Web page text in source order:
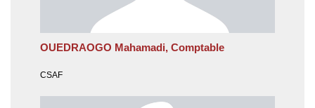
OUEDRAOGO Mahamadi, Comptable
CSAF